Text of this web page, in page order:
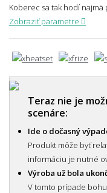
Koberec sa tak hodí
Zobraziť parametre
Teraz nie je
scenáre:
Ide o dočasný
Produkt môže byť
informáciu je nutné
Výroba už bola
V tomto prípade